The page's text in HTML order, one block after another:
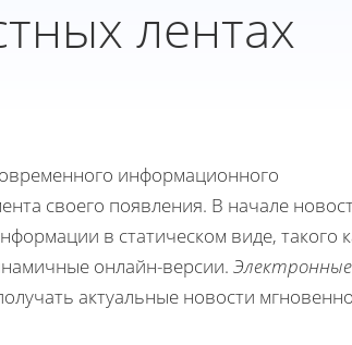
лентах
информационного
своего появления. В начале
в статическом виде, такого
онлайн-версии. Электронные
актуальные новости